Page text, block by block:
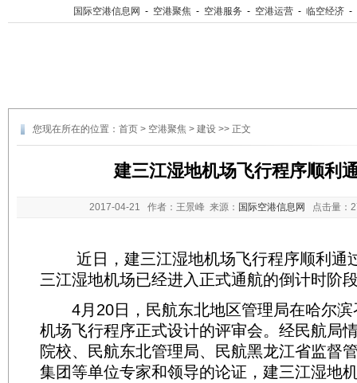
国际空港信息网 - 空港聚焦 - 空港服务 - 空港运营 - 临空经济 -
您现在所在的位置： 首页 > 空港聚焦 > 建设 >> 正文
建三江湿地机场飞行程序顺利
2017-04-21 作者：王景峰 来源： 国际空港信息网 点击量：
近日，建三江湿地机场飞行程序顺利通
三江湿地机场已经进入正式通航的倒计时阶
4月20日，民航东北地区管理局在哈尔滨
机场飞行程序正式设计的评审会。经民航局
院校、民航东北管理局、民航黑龙江省监督
集团等单位专家和领导的论证，建三江湿地